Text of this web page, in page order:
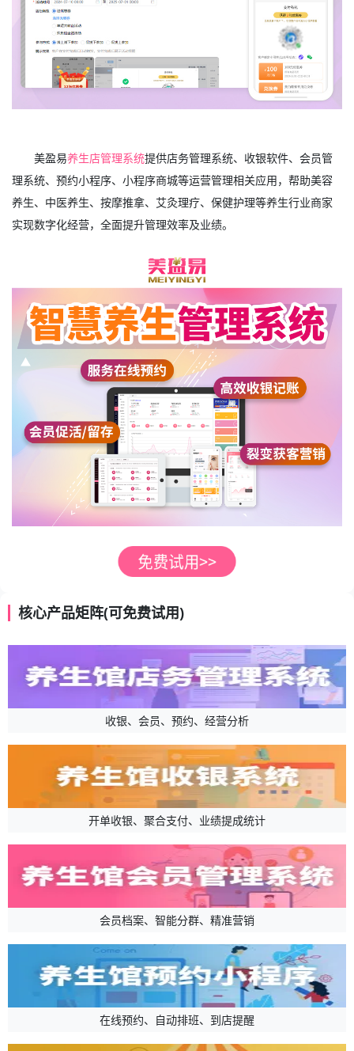
美盈易养生店管理系统提供店务管理系统、收银软件、会员管
理系统、预约小程序、小程序商城等运营管理相关应用，帮助美容
养生、中医养生、按摩推拿、艾灸理疗、保健护理等养生行业商家
实现数字化经营，全面提升管理效率及业绩。
核心产品矩阵(可免费试用)
收银、会员、预约、经营分析
开单收银、聚合支付、业绩提成统计
会员档案、智能分群、精准营销
在线预约、自动排班、到店提醒